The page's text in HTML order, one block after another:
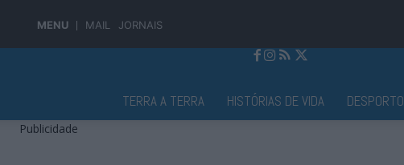
MENU MAIL JORNAIS
TERRA A TERRA HISTÓRIAS DE VIDA DESPORTO
Publicidade